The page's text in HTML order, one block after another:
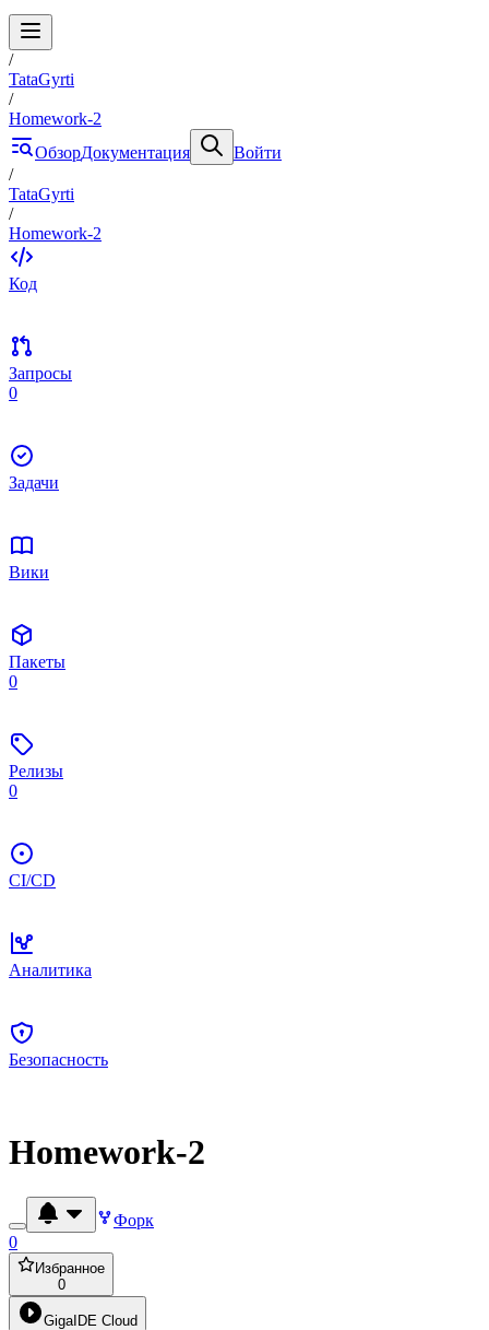
/
TataGyrti
/
Homework-2
ОбзорДокументация
Войти
/
TataGyrti
/
Homework-2
Код
Запросы
0
Задачи
Вики
Пакеты
0
Релизы
0
CI/CD
Аналитика
Безопасность
Homework-2
Форк
0
Избранное
0
GigaIDE Cloud